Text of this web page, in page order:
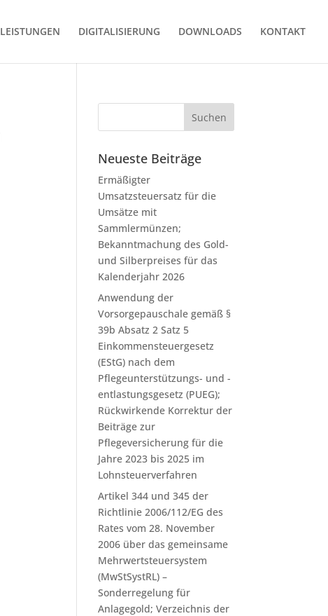
LEISTUNGEN DIGITALISIERUNG DOWNLOADS KONTAKT
Neueste Beiträge
Ermäßigter
Umsatzsteuersatz für die
Umsätze mit
Sammlermünzen;
Bekanntmachung des Gold-
und Silberpreises für das
Kalenderjahr 2026
Anwendung der
Vorsorgepauschale gemäß §
39b Absatz 2 Satz 5
Einkommensteuergesetz
(EStG) nach dem
Pflegeunterstützungs- und -
entlastungsgesetz (PUEG);
Rückwirkende Korrektur der
Beiträge zur
Pflegeversicherung für die
Jahre 2023 bis 2025 im
Lohnsteuerverfahren
Artikel 344 und 345 der
Richtlinie 2006/112/EG des
Rates vom 28. November
2006 über das gemeinsame
Mehrwertsteuersystem
(MwStSystRL) –
Sonderregelung für
Anlagegold; Verzeichnis der